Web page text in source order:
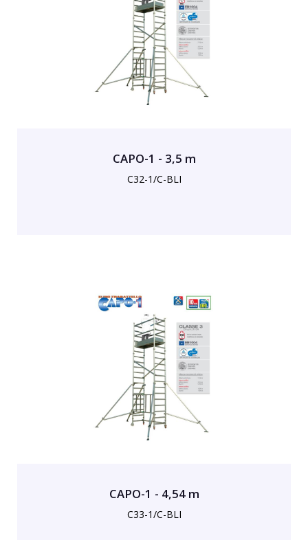
CAPO-1 - 3,5 m
C32-1/C-BLI
CAPO-1 - 4,54 m
C33-1/C-BLI